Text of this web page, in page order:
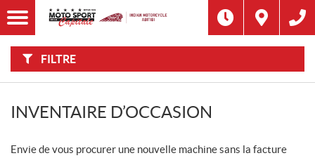
FILTRE
F
I
L
T
R
Filtre
Catégorie
INVENTAIRE D’OCCASION
Envie de vous procurer une nouvelle machine sans la facture